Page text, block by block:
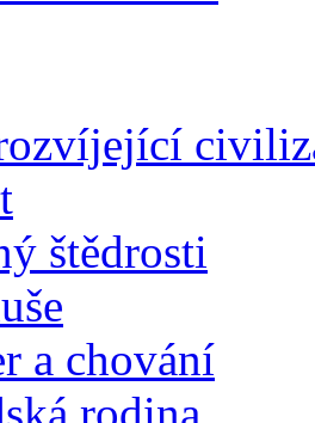
štědrosti
a chování